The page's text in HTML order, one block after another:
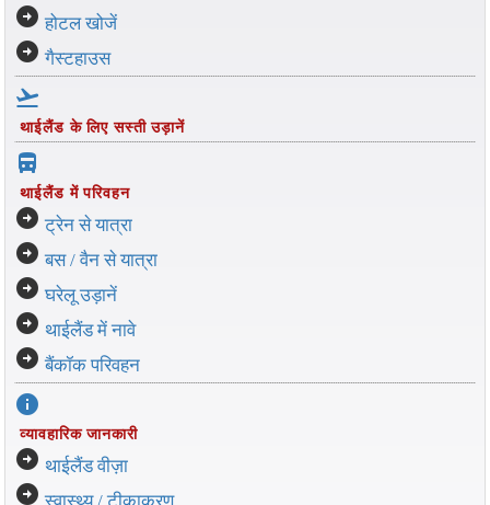
arrow_circle_right होटल खोजें
arrow_circle_right गैस्टहाउस
flight_takeoff
थाईलैंड के लिए सस्ती उड़ानें
directions_bus_filled
थाईलैंड में परिवहन
arrow_circle_right ट्रेन से यात्रा
arrow_circle_right बस / वैन से यात्रा
arrow_circle_right घरेलू उड़ानें
arrow_circle_right थाईलैंड में नावे
arrow_circle_right बैंकॉक परिवहन
info
व्यावहारिक जानकारी
arrow_circle_right थाईलैंड वीज़ा
arrow_circle_right